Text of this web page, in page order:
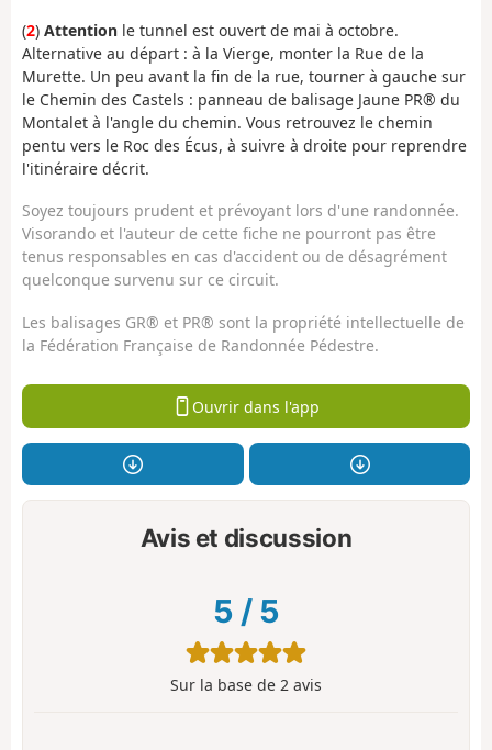
(2) Attention le tunnel est ouvert de mai à octobre.
Alternative au départ : à la Vierge, monter la Rue de la
Murette. Un peu avant la fin de la rue, tourner à gauche sur
le Chemin des Castels : panneau de balisage Jaune PR® du
Montalet à l'angle du chemin. Vous retrouvez le chemin
pentu vers le Roc des Écus, à suivre à droite pour reprendre
l'itinéraire décrit.
Soyez toujours prudent et prévoyant lors d'une randonnée.
Visorando et l'auteur de cette fiche ne pourront pas être
tenus responsables en cas d'accident ou de désagrément
quelconque survenu sur ce circuit.
Les balisages GR® et PR® sont la propriété intellectuelle de
la Fédération Française de Randonnée Pédestre.
Ouvrir dans l'app
Avis et discussion
5 / 5
Sur la base de 2 avis